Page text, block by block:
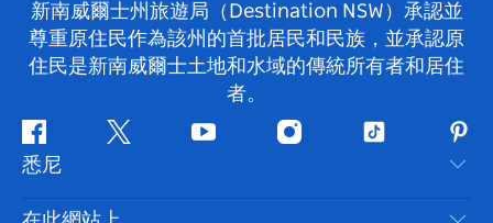
新南威爾士州旅遊局（Destination NSW）承認並
尊重原住民作為該州的首批居民和民族，並承認原
住民是新南威爾士土地和水域的傳統所有者和居住
者。
Facebook嘰
喳
Youtube Instagram抖
悉尼
聯絡我們